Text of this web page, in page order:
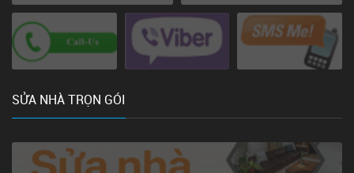
SỬA NHÀ TRỌN GÓI